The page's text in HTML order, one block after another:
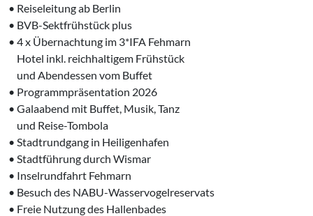
• Reiseleitung ab Berlin
• BVB-Sektfrühstück plus
• 4 x Übernachtung im 3*IFA Fehmarn
‌ Hotel inkl. reichhaltigem Frühstück
‌ und Abendessen vom Buffet
• Programmpräsentation 2026
• Galaabend mit Buffet, Musik, Tanz
‌ und Reise-Tombola
• Stadtrundgang in Heiligenhafen
• Stadtführung durch Wismar
• Inselrundfahrt Fehmarn
• Besuch des NABU-Wasservogelreservats
• Freie Nutzung des Hallenbades